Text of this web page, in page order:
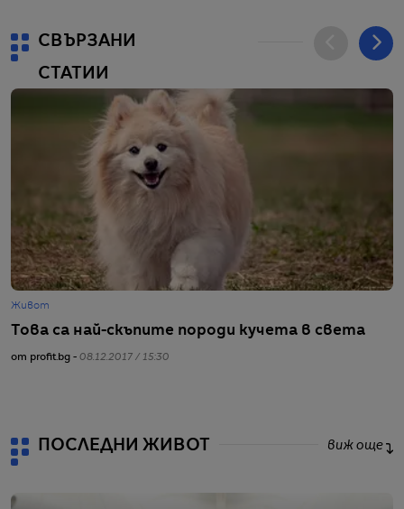
СВЪРЗАНИ
СТАТИИ
Живот
Това са най-скъпите породи кучета в света
от profit.bg - 08.12.2017 / 15:30
ПОСЛЕДНИ ЖИВОТ виж още